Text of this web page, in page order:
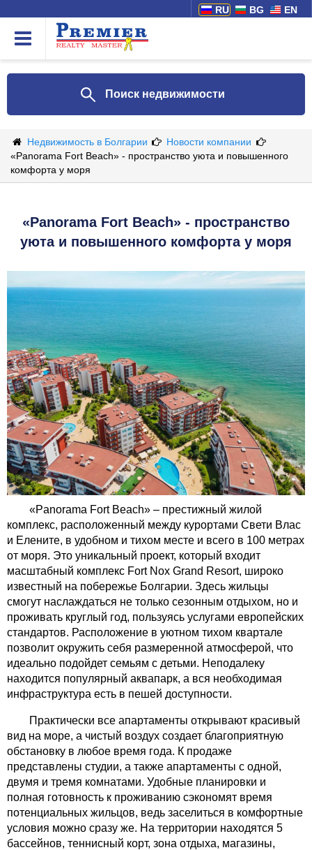
RU BG EN
Поиск недвижимости
Недвижимость в Болгарии
Новости компании
«Panorama Fort Beach» - пространство уюта и повышенного
комфорта у моря
«Panorama Fort Beach» - пространство
уюта и повышенного комфорта у моря
«Panorama Fort Beach» – престижный жилой
комплекс, расположенный между курортами Свети Влас
и Елените, в удобном и тихом месте и всего в 100 метрах
от моря. Это уникальный проект, который входит
масштабный комплекс Fort Nox Grand Resort, широко
известный на побережье Болгарии. Здесь жильцы
смогут наслаждаться не только сезонным отдыхом, но и
проживать круглый год, пользуясь услугами европейских
стандартов. Расположение в уютном тихом квартале
позволит окружить себя размеренной атмосферой, что
идеально подойдет семьям с детьми. Неподалеку
находится популярный аквапарк, а вся необходимая
инфраструктура есть в пешей доступности.
Практически все апартаменты открывают красивый
вид на море, а чистый воздух создает благоприятную
обстановку в любое время года. К продаже
представлены студии, а также апартаменты с одной,
двумя и тремя комнатами. Удобные планировки и
полная готовность к проживанию сэкономят время
потенциальных жильцов, ведь заселиться в комфортные
условия можно сразу же. На территории находятся 5
бассейнов, теннисный корт, зона отдыха, магазины,